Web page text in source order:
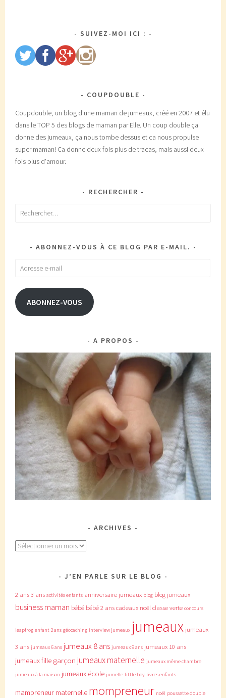
SUIVEZ-MOI ICI :
COUPDOUBLE
Coupdouble, un blog d'une maman de jumeaux, créé en 2007 et élu
dans le TOP 5 des blogs de maman par Elle. Un coup double ça
donne des jumeaux, ça nous tombe dessus et ca nous propulse
super maman! Ca donne deux fois plus de tracas, mais aussi deux
fois plus d'amour.
RECHERCHER
Rechercher :
ABONNEZ-VOUS À CE BLOG PAR E-MAIL.
Adresse
mail
ABONNEZ-VOUS
A PROPOS
ARCHIVES
Archives
J’EN PARLE SUR LE BLOG
2 ans3 ans activités enfants anniversaire jumeaux blog blog jumeaux
business maman bébé bébé 2 anscadeaux noëlclasse verte concours
leapfrog enfant 2 ans géocaching interview jumeaux jumeaux jumeaux
3 ans jumeaux 6 ans jumeaux 8 ans jumeaux 9 ans jumeaux 10 ans
jumeaux fille garçon jumeaux maternelle jumeaux même chambre
jumeaux à la maison jumeaux école jumelle little boy livres enfants
mampreneur maternelle mompreneur noël poussette double